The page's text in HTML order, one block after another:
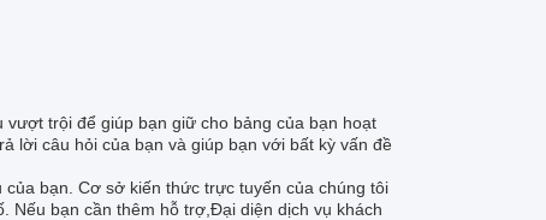
trội để giúp bạn giữ cho bảng của bạn hoạt
lời câu hỏi của bạn và giúp bạn với bất kỳ vấn đề
bạn. Cơ sở kiến thức trực tuyến của chúng tôi
Nếu bạn cần thêm hỗ trợ,Đại diện dịch vụ khách